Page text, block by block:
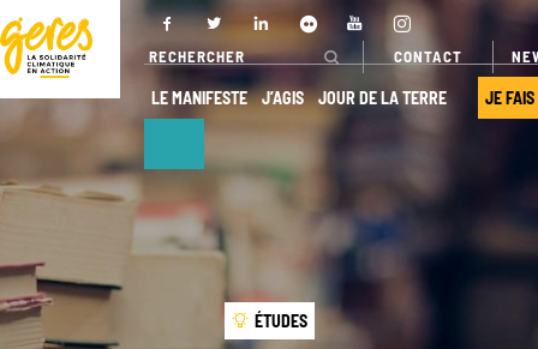
CONTACT
LE MANIFESTE J’AGIS JOUR DE LA TERRE JE FAIS
NOUS
DÉCOUVRIR
Qui sommes-
nous ?
NOS ACTIONS
Pays
d’intervention
ÉTUDES